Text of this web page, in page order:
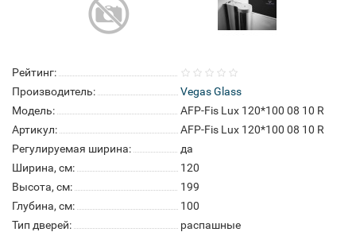
Рейтинг:
Производитель:
Vegas Glass
Модель:
AFP-Fis Lux 120*100 08 10 R
Артикул:
AFP-Fis Lux 120*100 08 10 R
Регулируемая ширина:
да
Ширина, см:
120
Высота, см:
199
Глубина, см:
100
Тип дверей:
распашные